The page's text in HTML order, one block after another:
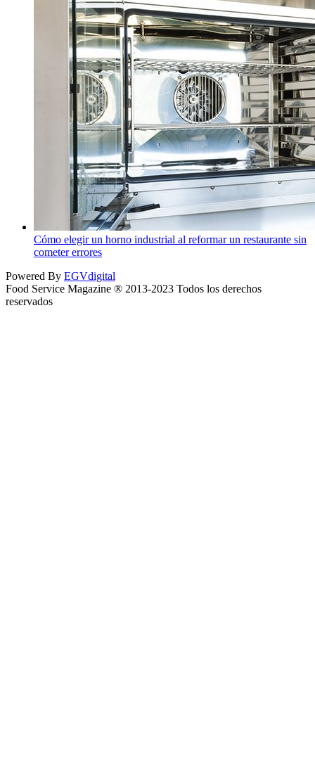
Cómo elegir un horno industrial al reformar un restaurante sin
cometer errores
Powered By EGVdigital
Food Service Magazine ® 2013-2023 Todos los derechos
reservados